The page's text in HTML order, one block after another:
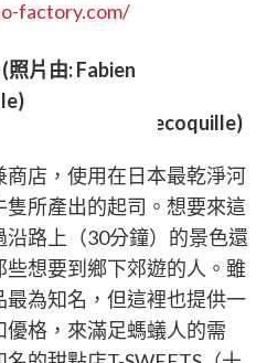
factory.com/
片由: Fabien
店，使用在日本最乾淨河
所產出的起司。想要來這
路上（30分鐘）的景色還
想要到鄉下郊遊的人。雖
為知名，但這裡也提供一
格，來滿足螞蟻人的需